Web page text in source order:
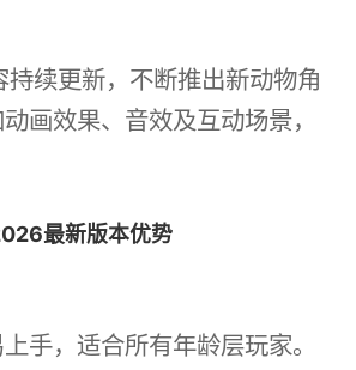
续更新，不断推出新动物角
画效果、音效及互动场景，
最新版本优势
手，适合所有年龄层玩家。